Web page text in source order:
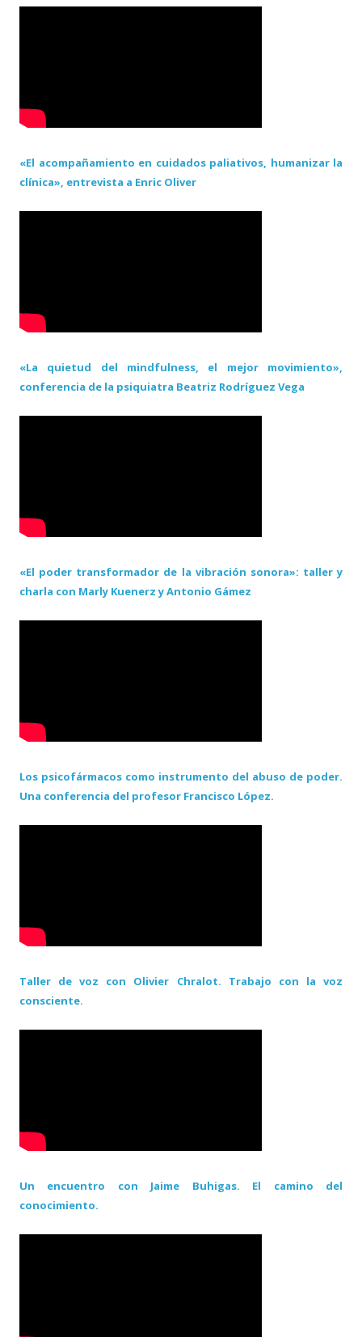
«El acompañamiento en cuidados paliativos, humanizar la
clínica», entrevista a Enric Oliver
«La quietud del mindfulness, el mejor movimiento»,
conferencia de la psiquiatra Beatriz Rodríguez Vega
«El poder transformador de la vibración sonora»: taller y
charla con Marly Kuenerz y Antonio Gámez
Los psicofármacos como instrumento del abuso de poder.
Una conferencia del profesor Francisco López.
Taller de voz con Olivier Chralot. Trabajo con la voz
consciente.
Un encuentro con Jaime Buhigas. El camino del
conocimiento.